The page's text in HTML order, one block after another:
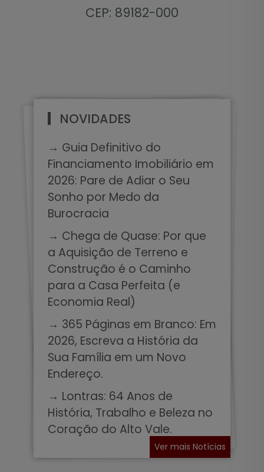
CEP: 89182-000
NOVIDADES
→ Guia Definitivo do
Financiamento Imobiliário em
2026: Pare de Adiar o Seu
Sonho por Medo da
Burocracia
→ Chega de Quase: Por que
a Aquisição de Terreno e
Construção é o Caminho
para a Casa Perfeita (e
Economia Real)
→ 365 Páginas em Branco: Em
2026, Escreva a História da
Sua Família em um Novo
Endereço.
→ Lontras: 64 Anos de
História, Trabalho e Beleza no
Coração do Alto Vale.
Ver mais Notícias